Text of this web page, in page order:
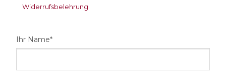
Widerrufsbelehrung
Ihr Name*